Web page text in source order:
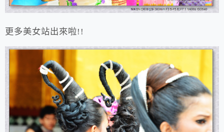
更多美女站出來啦!!